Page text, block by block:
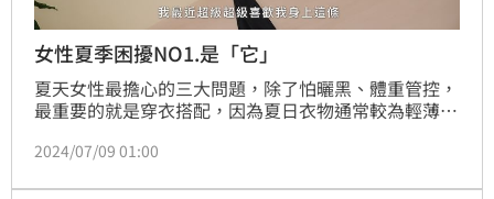
女性夏季困擾NO1.是「它」
夏天女性最擔心的三大問題，除了怕曬黑、體重管控，
最重要的就是穿衣搭配，因為夏日衣物通常較為輕薄暴
還能遮掩身材的不足及夏天水腫等問題！
2024/07/09 01:00